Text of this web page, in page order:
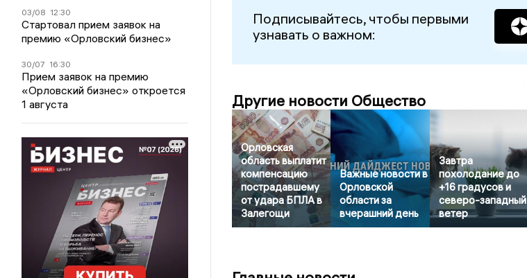
03/08 12:30
Стартовал прием заявок на
премию «Орловский бизнес»
30/07 16:30
Прием заявок на премию
«Орловский бизнес» откроется
1 августа
Подписывайтесь, чтобы первыми
узнавать о важном:
Другие новости Общество
Орловская
область выплатит
компенсацию
пострадавшему
от удара БПЛА в
Залегощи
Важные новости в
Орловской
области за
вчерашний день
Завтра
похолодание до
+16 градусов и
северо-западный
ветер